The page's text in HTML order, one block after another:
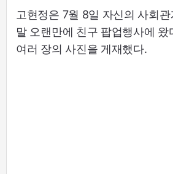
고현정은 7월 8일 자신의 사회
말 오랜만에 친구 팝업행사에 왔
여러 장의 사진을 게재했다.